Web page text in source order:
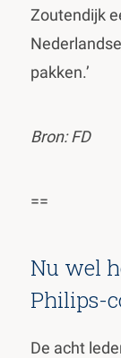
Zoutendijk
pakken.’
Bron: FD
==
Nu wel
Philips-
De acht